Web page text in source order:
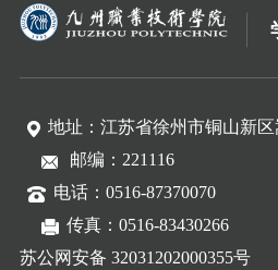
地址：江苏省徐州市铜山新
邮编：221116
电话：0516-87370070
传真：0516-83430266
苏公网安备 32031202000355号